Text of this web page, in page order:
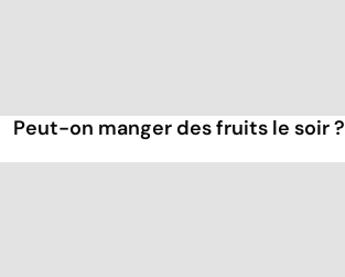
Peut-on manger des fruits le soir ?